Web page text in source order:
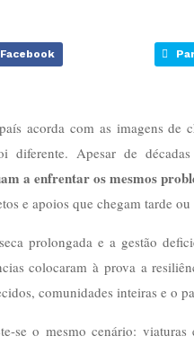
acorda com as imagens de
diferente. Apesar de
a enfrentar os mesmos
e apoios que chegam tarde
prolongada e a gestão
colocaram à prova a
comunidades inteiras e o
se o mesmo cenário: